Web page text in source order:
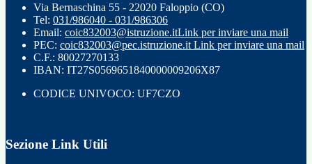
Via Bernaschina 55 - 22020 Faloppio (CO)
Tel: 031/986040 - 031/986306
Email: coic832003@istruzione.itLink per inviare una mail
PEC: coic832003@pec.istruzione.it Link per inviare una mail
C.F.: 80027270133
IBAN: IT27S0569651840000009206X87
CODICE UNIVOCO: UF7CZO
Sezione Link Utili